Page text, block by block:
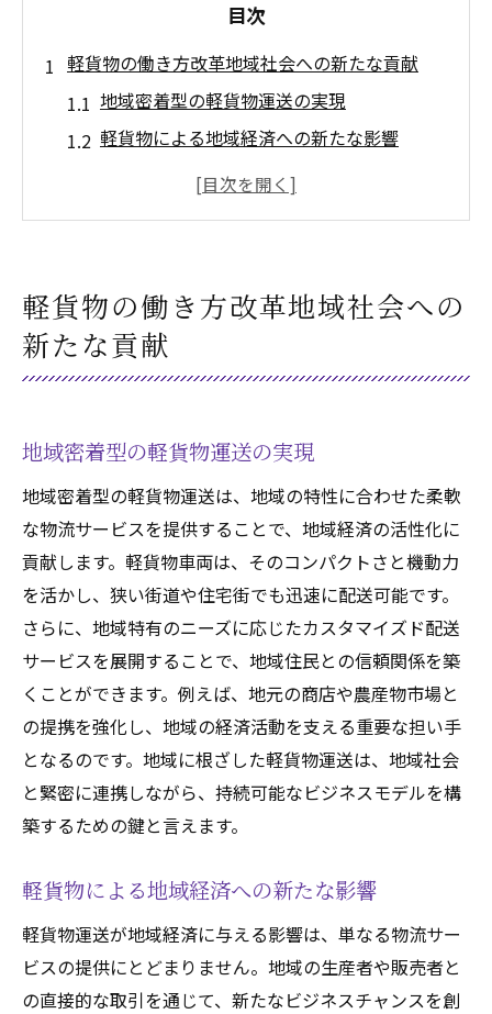
目次
軽貨物の働き方改革地域社会への新たな貢献
地域密着型の軽貨物運送の実現
軽貨物による地域経済への新たな影響
働き方改革と地域社会の相乗効果
地域ニーズに応える軽貨物の役割
軽貨物車両が可能にする物流業界の持続可能な
未来
軽貨物による環境負荷の削減
軽貨物車両とスマート技術の融合
安定した物流を支える軽貨物の力
物流業界の革新と軽貨物の挑戦
環境に優しい軽貨物が促進する経済成長への道
軽貨物がもたらすエコノミーの可能性
環境配慮型物流の実践例
軽貨物によるCO2削減効果の検証
持続可能な経済成長を実現する軽貨物
環境と経済を両立する新たな物流戦略
軽貨物の普及が生む経済的メリット
軽貨物を活用した働き方改革の最前線
フレキシブルな働き方を可能にする軽貨物
軽貨物運送業界の新しいキャリアパス
軽貨物の働き方改革地域社会への
新たな貢献
地域密着型の軽貨物運送の実現
地域密着型の軽貨物運送は、地域の特性に合わせた柔軟
な物流サービスを提供することで、地域経済の活性化に
貢献します。軽貨物車両は、そのコンパクトさと機動力
を活かし、狭い街道や住宅街でも迅速に配送可能です。
さらに、地域特有のニーズに応じたカスタマイズド配送
サービスを展開することで、地域住民との信頼関係を築
くことができます。例えば、地元の商店や農産物市場と
の提携を強化し、地域の経済活動を支える重要な担い手
となるのです。地域に根ざした軽貨物運送は、地域社会
と緊密に連携しながら、持続可能なビジネスモデルを構
築するための鍵と言えます。
軽貨物による地域経済への新たな影響
軽貨物運送が地域経済に与える影響は、単なる物流サー
ビスの提供にとどまりません。地域の生産者や販売者と
の直接的な取引を通じて、新たなビジネスチャンスを創